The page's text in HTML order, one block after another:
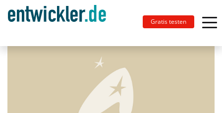
Gratis testen